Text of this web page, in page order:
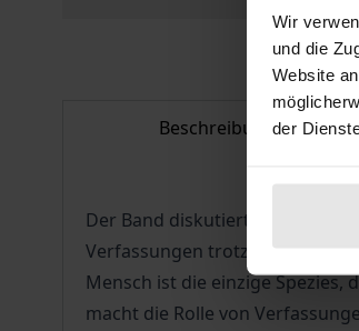
Wir
und die
Website
der
Beschreibung
Der Band diskutiert die Rolle
Verfassungen trotz großer
Mensch ist die einzige
macht die Rolle von